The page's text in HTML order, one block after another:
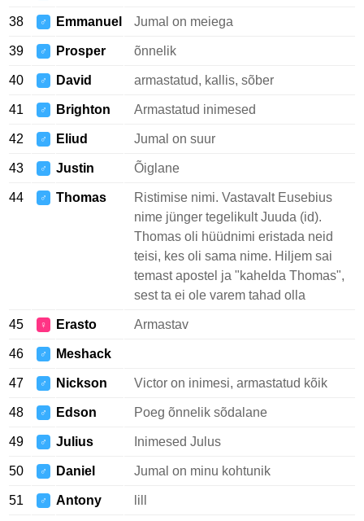
38 ♂ Emmanuel Jumal on meiega
39 ♂ Prosper õnnelik
40 ♂ David armastatud, kallis, sõber
41 ♂ Brighton Armastatud inimesed
42 ♂ Eliud Jumal on suur
43 ♂ Justin Õiglane
44 ♂ Thomas
Ristimise nimi. Vastavalt Eusebius
nime jünger tegelikult Juuda (id).
Thomas oli hüüdnimi eristada neid
teisi, kes oli sama nime. Hiljem sai
temast apostel ja "kahelda Thomas",
sest ta ei ole varem tahad olla
45 ♀ Erasto Armastav
46 ♂ Meshack
47 ♂ Nickson Victor on inimesi, armastatud kõik
48 ♂ Edson Poeg õnnelik sõdalane
49 ♂ Julius Inimesed Julus
50 ♂ Daniel Jumal on minu kohtunik
51 ♂ Antony lill